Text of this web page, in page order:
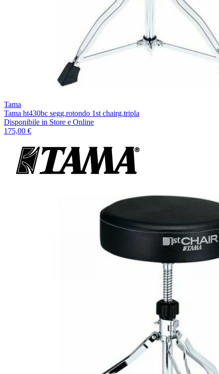
Tama
Tama ht430bc segg.rotondo 1st chairg.tripla
Disponibile in Store e Online
175,00 €